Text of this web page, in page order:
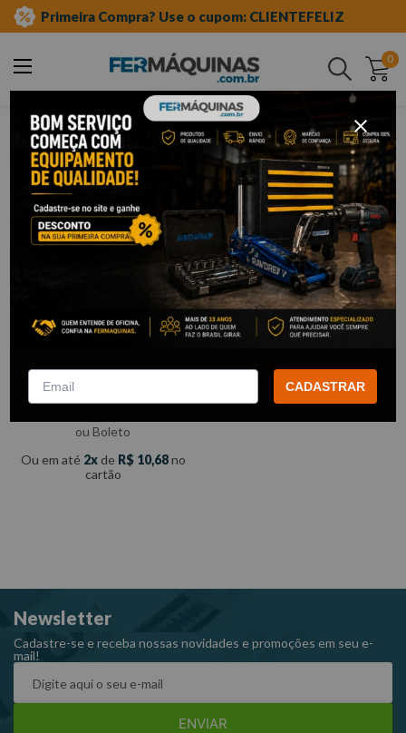
Primeira Compra? Use o cupom: CLIENTEFELIZ
0
Buscar
homeflex
Homeflex
Filtrar
Painel Quadrado 12W
Por:R$20,30/cada
ou Boleto
Ou em até 2 de R$ 10,68no
cartão
Newsletter
Cadastre-se e receba nossas novidades e promoções em seu e-
mail!
ENVIAR
CADASTRAR